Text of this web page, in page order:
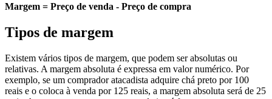
Margem = Preço de venda - Preço de compra
Tipos de margem
Existem vários tipos de margem, que podem ser absolutas ou
relativas. A margem absoluta é expressa em valor numérico. Por
exemplo, se um comprador atacadista adquire chá preto por 100
reais e o coloca à venda por 125 reais, a margem absoluta será de 25